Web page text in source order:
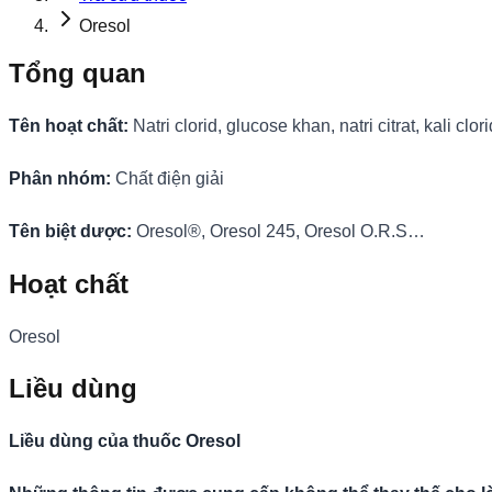
Oresol
Tổng quan
Tên hoạt chất: Natri clorid, glucose khan, natri citrat, kali
Phân nhóm: Chất điện giải
Tên biệt dược: Oresol®, Oresol 245, Oresol O.R.S…
Hoạt chất
Oresol
Liều dùng
Liều dùng của thuốc Oresol